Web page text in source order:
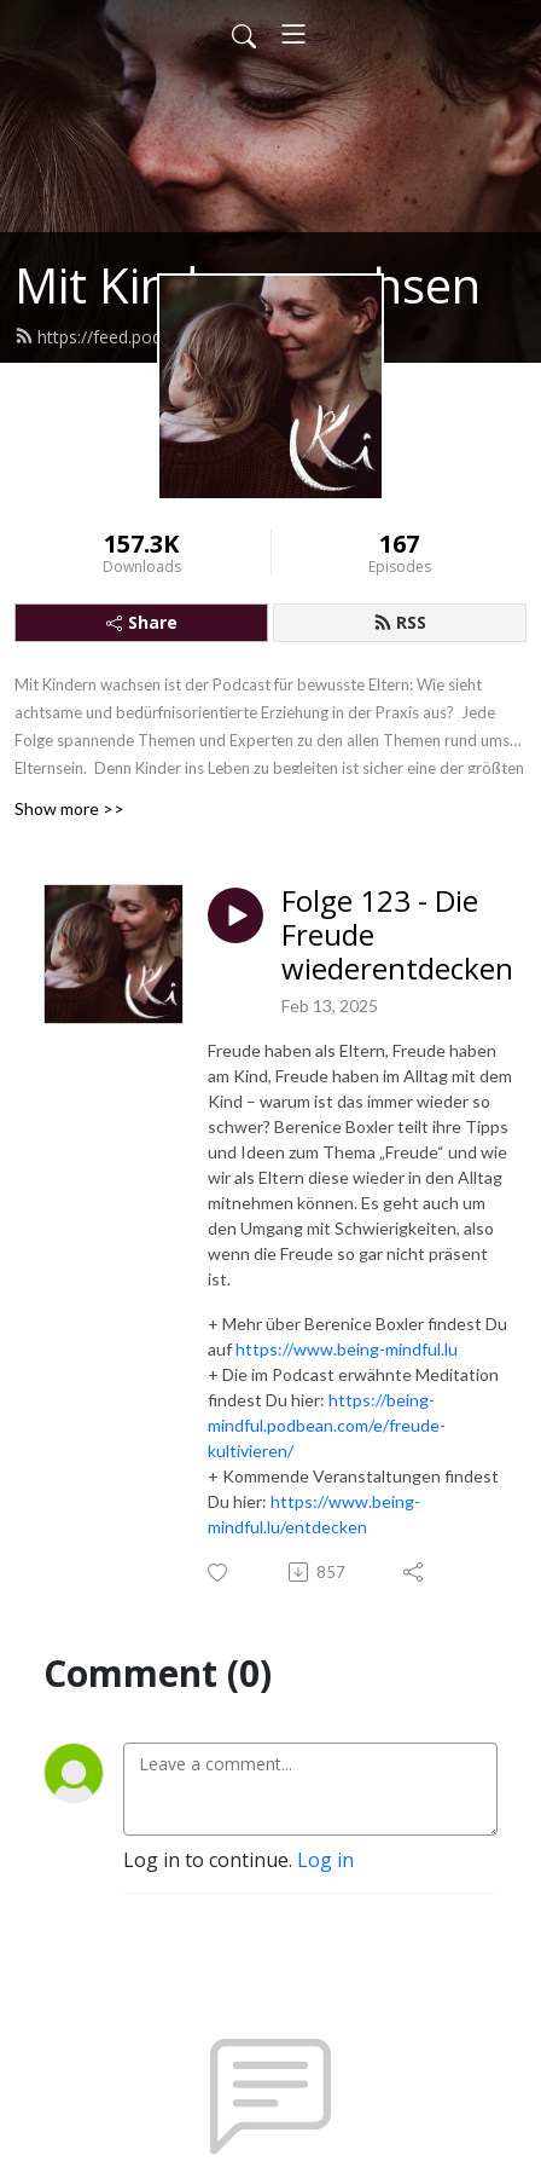
Mit Kindern wachsen
https://feed.podbean.com/mkw/feed.xml
157.3K
Downloads
167
Episodes
Share RSS
Mit Kindern wachsen ist der Podcast für bewusste Eltern: Wie sieht
achtsame und bedürfnisorientierte Erziehung in der Praxis aus? Jede
Folge spannende Themen und Experten zu den allen Themen rund ums
Elternsein. Denn Kinder ins Leben zu begleiten ist sicher eine der größten
Show more >>
Folge 123 - Die
Freude
wiederentdecken
Feb 13, 2025
Freude haben als Eltern, Freude haben
am Kind, Freude haben im Alltag mit dem
Kind – warum ist das immer wieder so
schwer? Berenice Boxler teilt ihre Tipps
und Ideen zum Thema „Freude“ und wie
wir als Eltern diese wieder in den Alltag
mitnehmen können. Es geht auch um
den Umgang mit Schwierigkeiten, also
wenn die Freude so gar nicht präsent
ist.
+ Mehr über Berenice Boxler findest Du
aufhttps://www.being-mindful.lu
+ Die im Podcast erwähnte Meditation
findest Du hier: https://being-
mindful.podbean.com/e/freude-
kultivieren/
+ Kommende Veranstaltungen findest
Du hier: https://www.being-
mindful.lu/entdecken
857
Comment (0)
Log in to continue. Log in